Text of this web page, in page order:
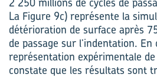
La Figure 9c) représente la
détérioration de surface après
de passage sur l’indentation.
représentation expérimentale
constate que les résultats sont